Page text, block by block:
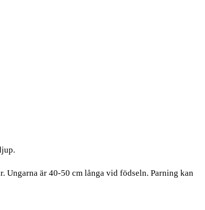
Ungarna är 40-50 cm långa vid födseln. Parning kan